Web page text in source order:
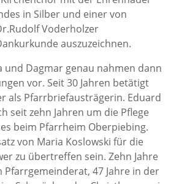
in Silber und einer von
Voderholzer
auszuzeichnen.
und Dagmar genau nahmen dann
vor. Seit 30 Jahren betätigt
als Pfarrbriefausträgerin. Eduard
seit zehn Jahren um die Pflege
beim Pfarrheim Oberpiebing.
von Maria Koslowski für die
zu übertreffen sein. Zehn Jahre
Pfarrgemeinderat, 47 Jahre in der